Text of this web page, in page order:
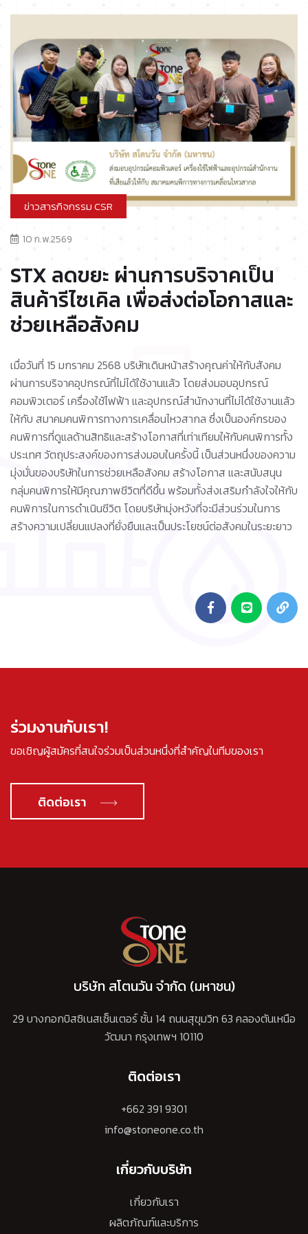
ข่าวสารกิจกรรม CSR
10 ก.พ.2569
STX ลดขยะ ผ่านการบริจาคเป็น
สินค้ารีไซเคิล เพื่อส่งต่อโอกาสและ
ช่วยเหลือสังคม
เมื่อวันที่ 15 มกราคม 2568 บริษัทเดินหน้าสร้างคุณค่าให้กับสังคม
ผ่านการบริจาคอุปกรณ์ที่ไม่ได้ใช้งานแล้ว โดยส่งมอบอุปกรณ์
คอมพิวเตอร์ เครื่องใช้ไฟฟ้า และอุปกรณ์สำนักงานที่ไม่ได้ใช้งานแล้ว
ให้กับ สมาคมคนพิการทางการเคลื่อนไหวสากล ซึ่งเป็นองค์กรของ
คนพิการที่ดูแลด้านสิทธิและสร้างโอกาสที่เท่าเทียมให้กับคนพิการทั้ง
ประเทศ วัตถุประสงค์ของการส่งมอบในครั้งนี้ เป็นส่วนหนึ่งของความ
มุ่งมั่นของบริษัทในการช่วยเหลือสังคม สร้างโอกาส และสนับสนุน
กลุ่มคนพิการให้มีคุณภาพชีวิตที่ดีขึ้น พร้อมทั้งส่งเสริมกำลังใจให้กับ
คนพิการในการดำเนินชีวิต โดยบริษัทมุ่งหวังที่จะมีส่วนร่วมในการ
สร้างความเปลี่ยนแปลงที่ยั่งยืนและเป็นประโยชน์ต่อสังคมในระยะยาว
ร่วมงานกับเรา!
ขอเชิญผู้สมัครที่สนใจร่วมเป็นส่วนหนึ่งที่สำคัญในทีมของเรา
ติดต่อเรา
บริษัท สโตนวัน จำกัด (มหาชน)
29 บางกอกบิสซิเนสเซ็นเตอร์ ชั้น 14 ถนนสุขุมวิท 63 คลองตันเหนือ
วัฒนา กรุงเทพฯ 10110
ติดต่อเรา
+662 391 9301
info@stoneone.co.th
เกี่ยวกับบริษัท
เกี่ยวกับเรา
ผลิตภัณฑ์และบริการ